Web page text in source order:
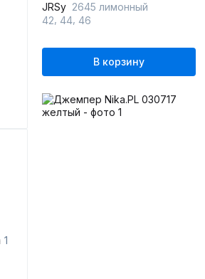
1
JRSy 2645 лимонный
42 44 46
В корзину